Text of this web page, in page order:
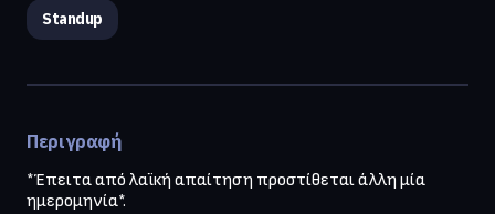
Standup
Περιγραφή
*Έπειτα από λαϊκή απαίτηση προστίθεται άλλη μία
ημερομηνία*.